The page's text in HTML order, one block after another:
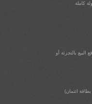
كاملة
بالتجزئة أو
ائتمان)